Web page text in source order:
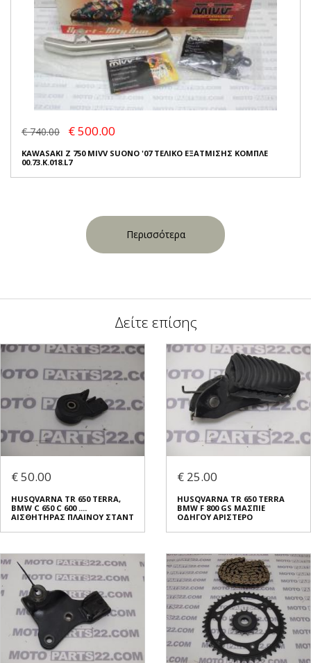
€ 740.00 € 500.00
KAWASAKI Z 750 MIVV SUONO '07 ΤΕΛΙΚΟ ΕΞΑΤΜΙΣΗΣ ΚΟΜΠΛΕ
00.73.K.018.L7
Περισσότερα
Δείτε επίσης
€ 50.00
HUSQVARNA TR 650 TERRA,
BMW C 650 C 600 ....
ΑΙΣΘΗΤΗΡΑΣ ΠΛΑΙΝΟΥ ΣΤΑΝΤ
€ 25.00
HUSQVARNA TR 650 TERRA
BMW F 800 GS ΜΑΣΠΙΕ
ΟΔΗΓΟΥ ΑΡΙΣΤΕΡΟ